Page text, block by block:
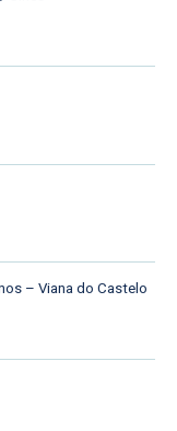
– Viana do Castelo